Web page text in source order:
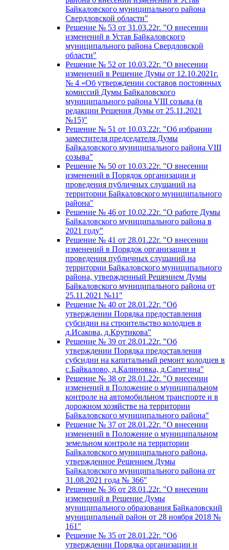
Байкаловского муниципального района
Свердловской области"
Решение № 53 от 31.03.22г. "О внесении
изменений в Устав Байкаловского
муниципального района Свердловской
области"
Решение № 52 от 10.03.22г. "О внесении
изменений в Решение Думы от 12.10.2021г.
№ 4 «Об утверждении составов постоянных
комиссий Думы Байкаловского
муниципального района VIII созыва (в
редакции Решения Думы от 25.11.2021
№15)"
Решение № 51 от 10.03.22г. "Об избрании
заместителя председателя Думы
Байкаловского муниципального района VIII
созыва"
Решение № 50 от 10.03.22г. "О внесении
изменений в Порядок организации и
проведения публичных слушаний на
территории Байкаловского муниципального
района"
Решение № 46 от 10.02.22г. "О работе Думы
Байкаловского муниципального района в
2021 году"
Решение № 41 от 28.01.22г. "О внесении
изменений в Порядок организации и
проведения публичных слушаний на
территории Байкаловского муниципального
района, утвержденный Решением Думы
Байкаловского муниципального района от
25.11.2021 №11"
Решение № 40 от 28.01.22г. "Об
утверждении Порядка предоставления
субсидии на строительство колодцев в
д.Исакова, д.Крутикова"
Решение № 39 от 28.01.22г. "Об
утверждении Порядка предоставления
субсидии на капитальный ремонт колодцев в
с.Байкалово, д.Калиновка, д.Сапегина"
Решение № 38 от 28.01.22г. "О внесении
изменений в Положение о муниципальном
контроле на автомобильном транспорте и в
дорожном хозяйстве на территории
Байкаловского муниципального района"
Решение № 37 от 28.01.22г. "О внесении
изменений в Положение о муниципальном
земельном контроле на территории
Байкаловского муниципального района,
утвержденное Решением Думы
Байкаловского муниципального района от
31.08.2021 года № 366"
Решение № 36 от 28.01.22г. "О внесении
изменений в Решение Думы
муниципального образования Байкаловский
муниципальный район от 28 ноября 2018 №
161"
Решение № 35 от 28.01.22г. "Об
утверждении Порядка организации и